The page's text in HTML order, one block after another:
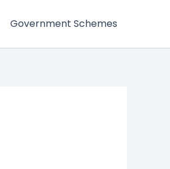
Government Schemes